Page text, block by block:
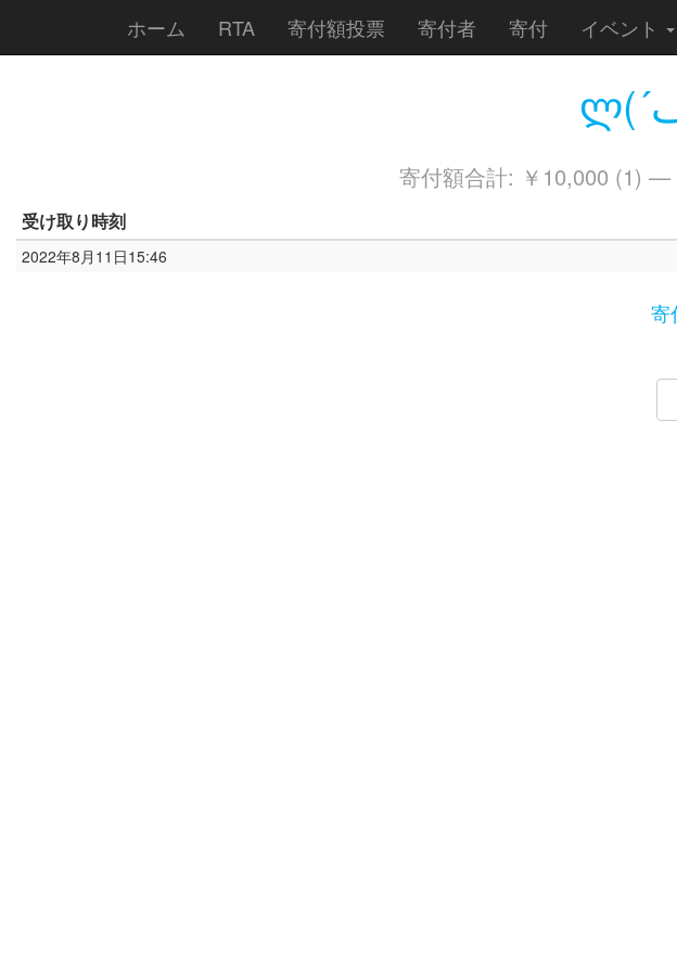
ホーム RTA 寄付額投票 寄付者 寄付 イベント
寄付額合計: ￥10,000 (1) —
受け取り時刻
2022年8月11日15:46
寄